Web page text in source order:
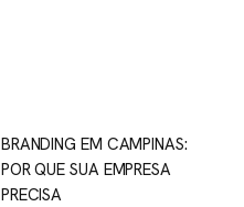
BRANDING EM CAMPINAS:
POR QUE SUA EMPRESA
PRECISA